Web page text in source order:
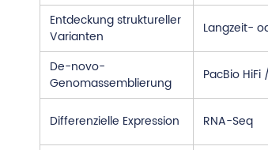
Entdeckung struktureller
Varianten
Langzeit-
De-novo-
Genomassemblierung
PacBio
Differenzielle Expression RNA-Seq